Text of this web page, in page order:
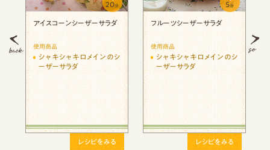
フルーツシーザーサラダ
5分
使用商品
シャキシャキロメインのシ
ーザーサラダ
レシピをみる
シーフードシーザーサラダ
10分
使用商品
シャキシャキロメインのシ
ーザーサラダ
レシピをみる
鮭のムニ
ュリンプ
使用商品
シャキ
ーザー